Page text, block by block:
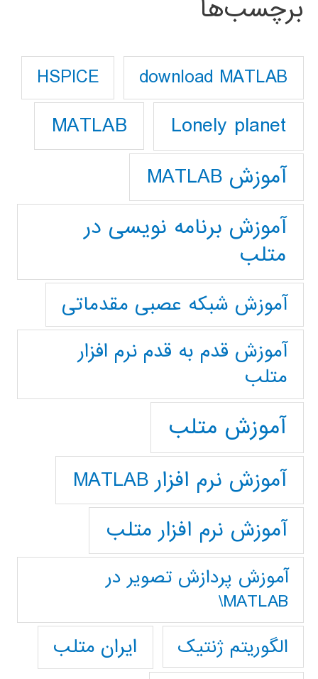
برچسب‌ها
download MATLAB
HSPICE
Lonely planet
MATLAB
آموزش MATLAB
آموزش برنامه نویسی در
متلب
آموزش شبکه عصبی مقدماتی
آموزش قدم به قدم نرم افزار
متلب
آموزش متلب
آموزش نرم افزار MATLAB
آموزش نرم افزار متلب
آموزش پردازش تصوير در
MATLAB\
الگوریتم ژنتیک
ایران متلب